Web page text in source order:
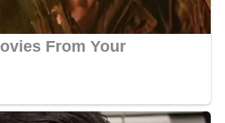
pesan-pesan
petugas disambut baik
sebagian besar tengah bersiap
HUT Kemerdekaan RI
persiapan di lingkungan
dialog yang berlangsung